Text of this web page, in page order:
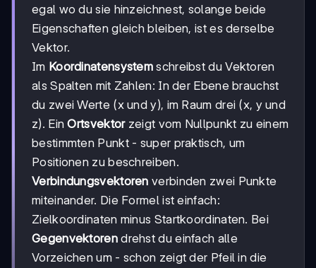
egal wo du sie hinzeichnest, solange beide
Eigenschaften gleich bleiben, ist es derselbe
Vektor.
Im Koordinatensystem schreibst du Vektoren
als Spalten mit Zahlen: In der Ebene brauchst
du zwei Werte (x und y), im Raum drei (x, y und
z). EinOrtsvektorzeigt vom Nullpunkt zu einem
bestimmten Punkt - super praktisch, um
Positionen zu beschreiben.
Verbindungsvektoren verbinden zwei Punkte
miteinander. Die Formel ist einfach:
Zielkoordinaten minus Startkoordinaten. Bei
Gegenvektorendrehst du einfach alle
Vorzeichen um - schon zeigt der Pfeil in die